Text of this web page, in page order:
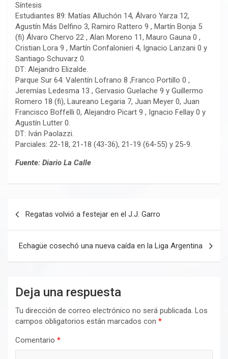
Síntesis
Estudiantes 89: Matías Alluchón 14, Álvaro Yarza 12,
Agustín Más Delfino 3, Ramiro Rattero 9 , Martín Bonja 5
(fi) Álvaro Chervo 22 , Alan Moreno 11, Mauro Gauna 0 ,
Cristian Lora 9 , Martín Confalonieri 4, Ignacio Lanzani 0 y
Santiago Schuvarz 0.
DT: Alejandro Elizalde.
Parque Sur 64: Valentín Lofrano 8 ,Franco Portillo 0 ,
Jeremías Ledesma 13 , Gervasio Guelache 9 y Guillermo
Romero 18 (fi), Laureano Legaria 7, Juan Meyer 0, Juan
Francisco Boffelli 0, Alejandro Picart 9 , Ignacio Fellay 0 y
Agustín Lutter 0.
DT: Iván Paolazzi.
Parciales: 22-18, 21-18 (43-36), 21-19 (64-55) y 25-9.
Fuente: Diario La Calle
entradas
Regatas volvió a festejar en el J.J. Garro
Echagüe cosechó una nueva caída en la Liga Argentina
Deja una respuesta
Tu dirección de correo electrónico no será publicada. Los
campos obligatorios están marcados con *
Comentario *